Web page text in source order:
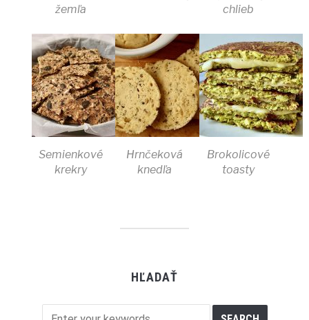
žemľa
chlieb
Semienkové
krekry
Hrnčeková
knedľa
Brokolicové
toasty
HĽADAŤ